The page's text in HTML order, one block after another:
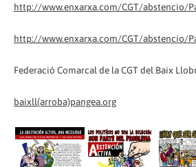
http://www.enxarxa.com/CGT/abstencio/
http://www.enxarxa.com/CGT/abstencio/
Federació Comarcal de la CGT del Baix
baixll(arroba)pangea.org